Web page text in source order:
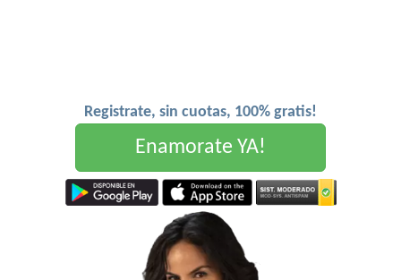
Registrate, sin cuotas, 100% gratis!
Enamorate YA!